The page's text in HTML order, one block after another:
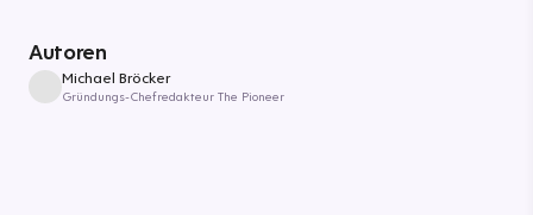
Autoren
Michael Bröcker
Gründungs-Chefredakteur The Pioneer